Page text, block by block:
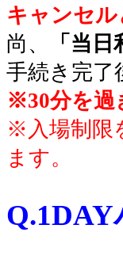
キャンセル
尚、
「当日
手続き完了
※30分を過
※入場制限
ます。